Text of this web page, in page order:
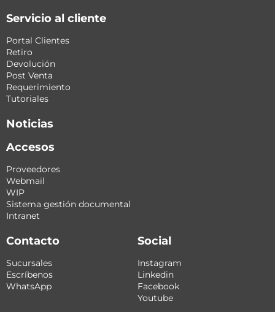
Servicio al cliente
Portal Clientes
Retiro
Devolución
Post Venta
Requerimiento
Tutoriales
Noticias
Accesos
Proveedores
Webmail
WIP
Sistema gestión documental
Intranet
Contacto
Sucursales
Escríbenos
WhatsApp
Social
Instagram
Linkedin
Facebook
Youtube